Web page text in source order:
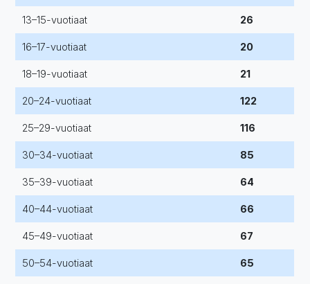
13–15-vuotiaat 26
16–17-vuotiaat 20
18–19-vuotiaat 21
20–24-vuotiaat 122
25–29-vuotiaat 116
30–34-vuotiaat 85
35–39-vuotiaat 64
40–44-vuotiaat 66
45–49-vuotiaat 67
50–54-vuotiaat 65